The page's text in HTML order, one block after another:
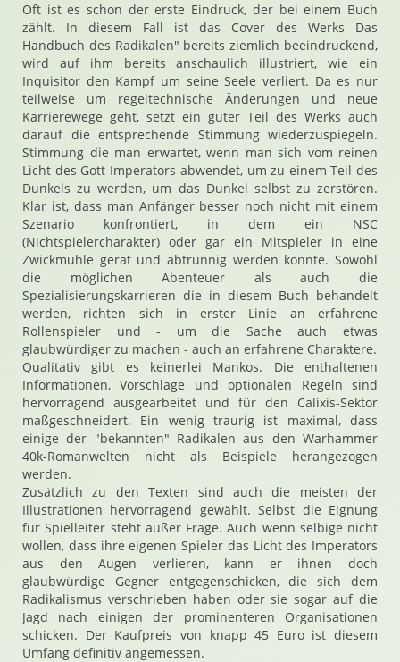
Oft ist es schon der erste Eindruck, der bei einem Buch
zählt. In diesem Fall ist das Cover des Werks Das
Handbuch des Radikalen" bereits ziemlich beeindruckend,
wird auf ihm bereits anschaulich illustriert, wie ein
Inquisitor den Kampf um seine Seele verliert. Da es nur
teilweise um regeltechnische Änderungen und neue
Karrierewege geht, setzt ein guter Teil des Werks auch
darauf die entsprechende Stimmung wiederzuspiegeln.
Stimmung die man erwartet, wenn man sich vom reinen
Licht des Gott-Imperators abwendet, um zu einem Teil des
Dunkels zu werden, um das Dunkel selbst zu zerstören.
Klar ist, dass man Anfänger besser noch nicht mit einem
Szenario konfrontiert, in dem ein NSC
(Nichtspielercharakter) oder gar ein Mitspieler in eine
Zwickmühle gerät und abtrünnig werden könnte. Sowohl
die möglichen Abenteuer als auch die
Spezialisierungskarrieren die in diesem Buch behandelt
werden, richten sich in erster Linie an erfahrene
Rollenspieler und - um die Sache auch etwas
glaubwürdiger zu machen - auch an erfahrene Charaktere.
Qualitativ gibt es keinerlei Mankos. Die enthaltenen
Informationen, Vorschläge und optionalen Regeln sind
hervorragend ausgearbeitet und für den Calixis-Sektor
maßgeschneidert. Ein wenig traurig ist maximal, dass
einige der "bekannten" Radikalen aus den Warhammer
40k-Romanwelten nicht als Beispiele herangezogen
werden.
Zusätzlich zu den Texten sind auch die meisten der
Illustrationen hervorragend gewählt. Selbst die Eignung
für Spielleiter steht außer Frage. Auch wenn selbige nicht
wollen, dass ihre eigenen Spieler das Licht des Imperators
aus den Augen verlieren, kann er ihnen doch
glaubwürdige Gegner entgegenschicken, die sich dem
Radikalismus verschrieben haben oder sie sogar auf die
Jagd nach einigen der prominenteren Organisationen
schicken. Der Kaufpreis von knapp 45 Euro ist diesem
Umfang definitiv angemessen.